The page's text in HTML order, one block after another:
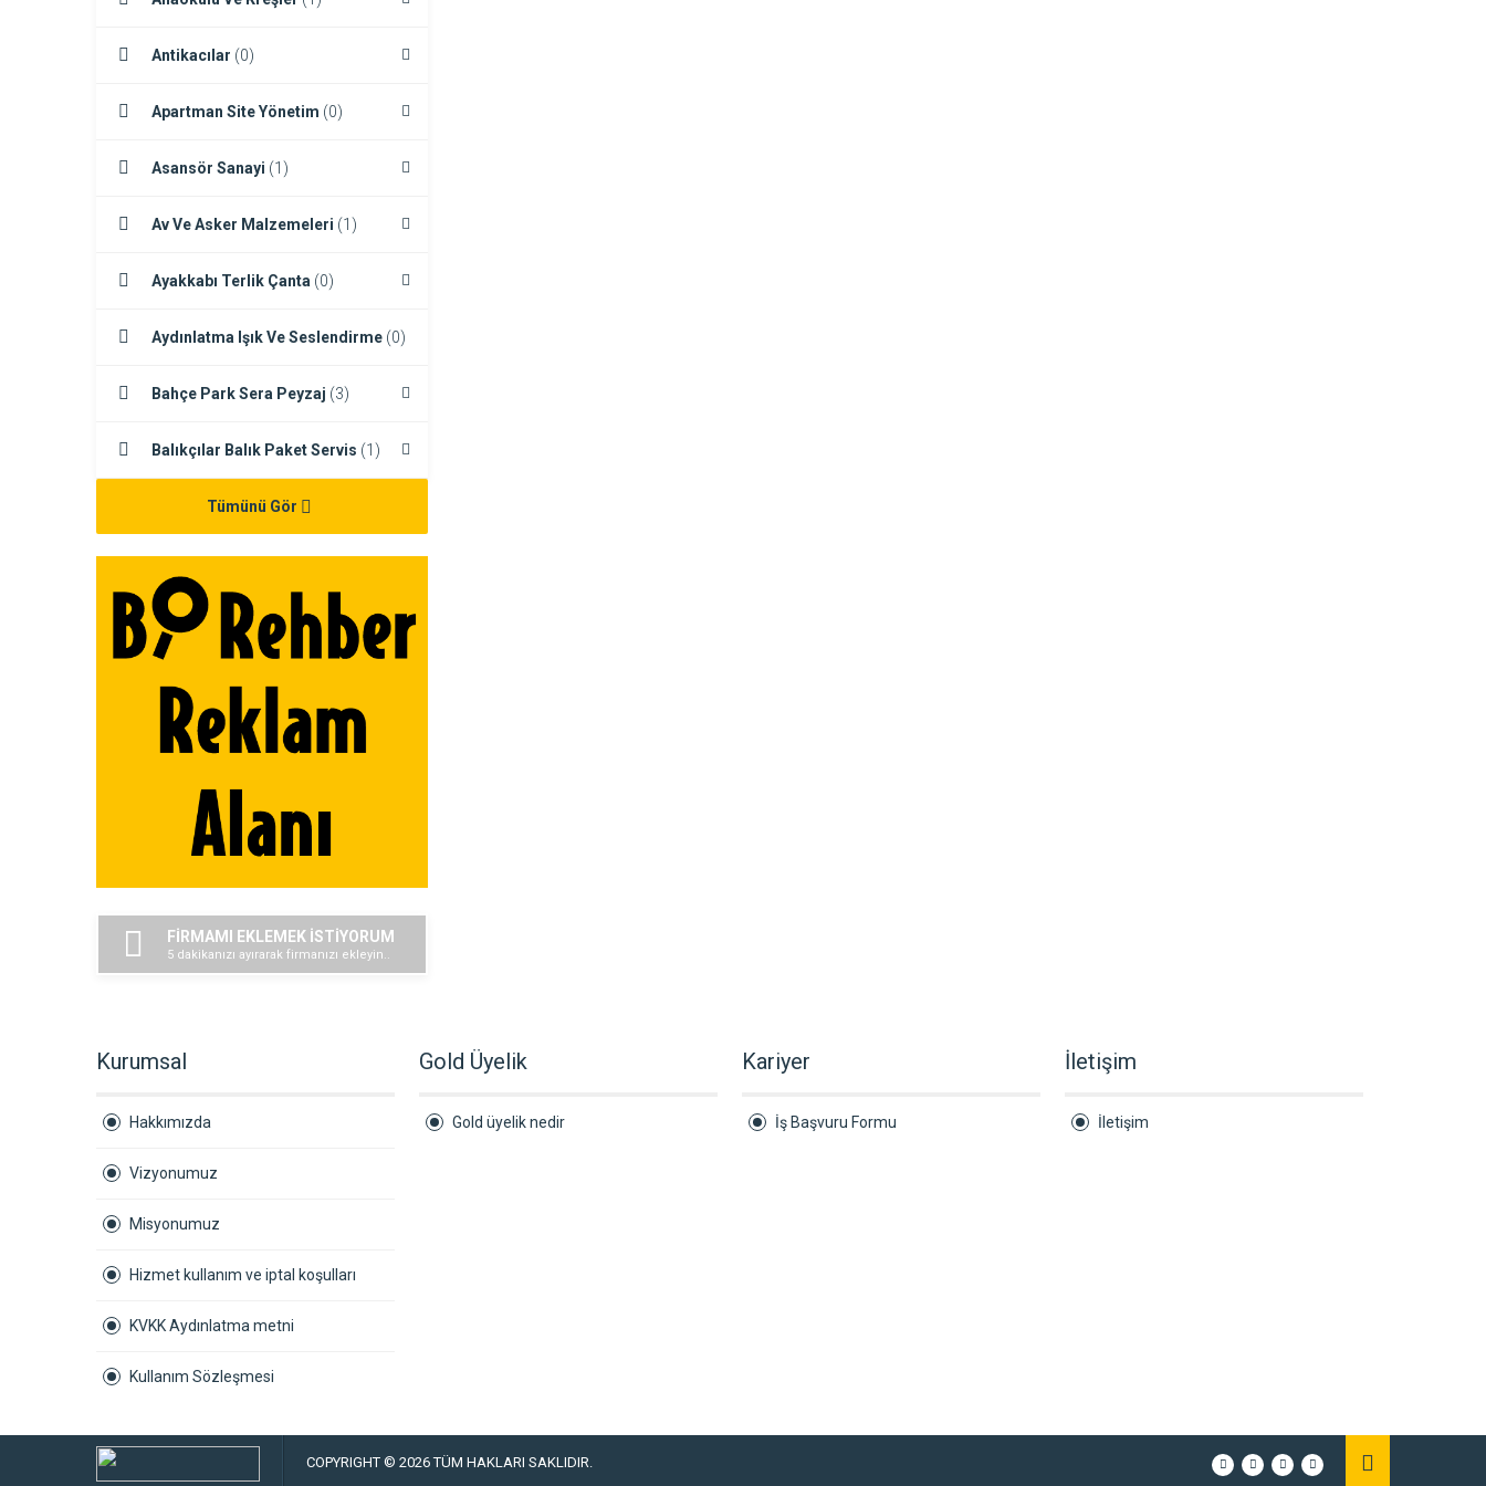
Antikacılar (0)
Apartman Site Yönetim (0)
Asansör Sanayi (1)
Av Ve Asker Malzemeleri (1)
Ayakkabı Terlik Çanta (0)
Aydınlatma Işık Ve Seslendirme (0)
Bahçe Park Sera Peyzaj (3)
Balıkçılar Balık Paket Servis (1)
Tümünü Gör
FİRMAMI EKLEMEK İSTİYORUM
5 dakikanızı ayırarak firmanızı ekleyin..
Kurumsal
Hakkımızda
Vizyonumuz
Misyonumuz
Hizmet kullanım ve iptal koşulları
KVKK Aydınlatma metni
Kullanım Sözleşmesi
Gold Üyelik
Gold üyelik nedir
Kariyer
İş Başvuru Formu
İletişim
İletişim
COPYRIGHT © 2026 TÜM HAKLARI SAKLIDIR.